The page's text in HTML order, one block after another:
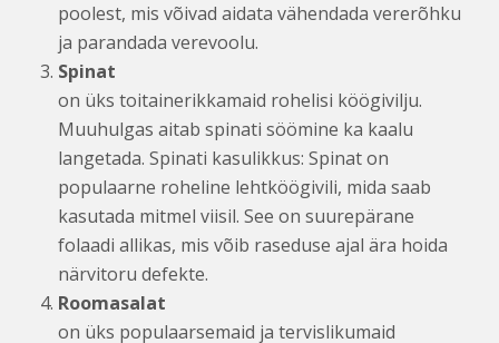
poolest, mis võivad aidata vähendada vererõhku
ja parandada verevoolu.
Spinat
on üks toitainerikkamaid rohelisi köögivilju.
Muuhulgas aitab spinati söömine ka kaalu
langetada. Spinati kasulikkus: Spinat on
populaarne roheline lehtköögivili, mida saab
kasutada mitmel viisil. See on suurepärane
folaadi allikas, mis võib raseduse ajal ära hoida
närvitoru defekte.
Roomasalat
on üks populaarsemaid ja tervislikumaid